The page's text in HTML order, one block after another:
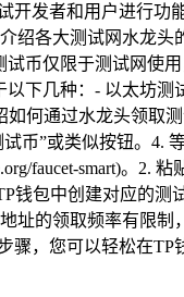
发者和用户进行功
绍各大测试网水龙头
币仅限于测试网使
下几种：- 以太坊测
何通过水龙头领取
试币”或类似按钮。
faucet-smart)。2.
钱包中创建对应的
址的领取频率有限
，您可以轻松在